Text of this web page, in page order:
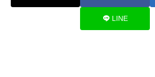
LINE